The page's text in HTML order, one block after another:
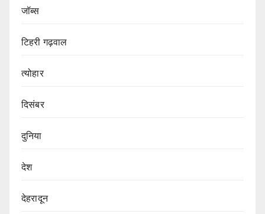
जॉब्स
टिहरी गढ़वाल
त्योहार
दिसंबर
दुनिया
देश
देहरादून